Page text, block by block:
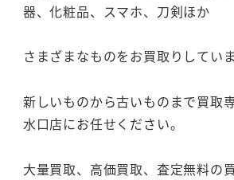
器、化粧品、スマホ、刀剣ほか
さまざまなものをお買取りしていま
新しいものから古いものまで買取
水口店にお任せください。
大量買取、高価買取、査定無料の